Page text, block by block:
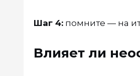
Шаг 4: помните — на
Влияет ли